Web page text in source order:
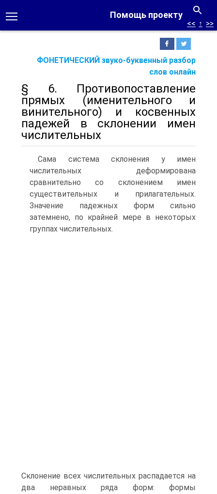
Помощь проекту
ФОНЕТИЧЕСКИЙ звуко-буквенный разбор
слов онлайн
<< ↑ >>
§ 6. Противопоставление
прямых (именительного и
винительного) и косвенных
падежей в склонении имен
числительных
Сама система склонения у имен
числительных деформирована
сравнительно со склонением имен
существительных и прилагательных.
Значение падежных форм сильно
затемнено, по крайней мере в некоторых
группах числительных.
Склонение всех числительных распадается на
два неравных ряда форм: формы